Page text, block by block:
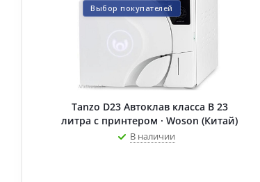
Выбор покупателей
Tanzo D23 Автоклав класса B 23
литра с принтером · Woson (Китай)
В наличии